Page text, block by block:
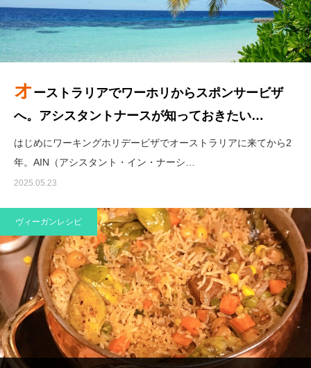
オ ーストラリアでワーホリからスポンサービザ
へ。アシスタントナースが知っておきたい…
はじめにワーキングホリデービザでオーストラリアに来てから2
年。AIN（アシスタント・イン・ナーシ…
2025.05.23
ヴィーガンレシピ